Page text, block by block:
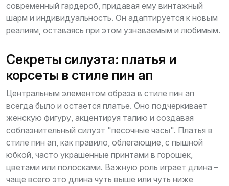
современный гардероб, придавая ему винтажный
шарм и индивидуальность. Он адаптируется к новым
реалиям, оставаясь при этом узнаваемым и любимым.
Секреты силуэта: платья и
корсеты в стиле пин ап
Центральным элементом образа в стиле пин ап
всегда было и остается платье. Оно подчеркивает
женскую фигуру, акцентируя талию и создавая
соблазнительный силуэт "песочные часы". Платья в
стиле пин ап, как правило, облегающие, с пышной
юбкой, часто украшенные принтами в горошек,
цветами или полосками. Важную роль играет длина –
чаще всего это длина чуть выше или чуть ниже